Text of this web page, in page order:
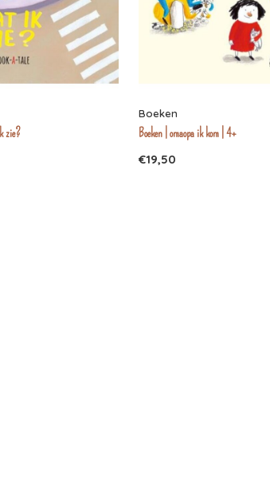
zie?
Boeken
Boeken | omaopa ik kom | 4+
€19,50